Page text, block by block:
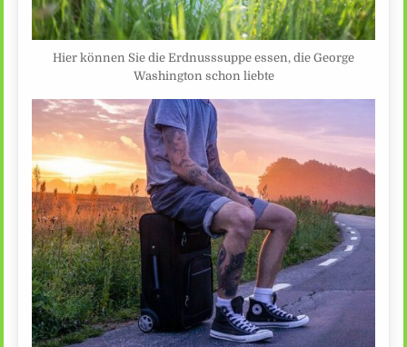
Hier können Sie die Erdnusssuppe essen, die George
Washington schon liebte